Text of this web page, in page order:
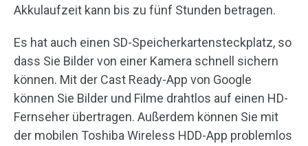
Akkulaufzeit kann bis zu fünf Stunden betragen.
Es hat auch einen SD-Speicherkartensteckplatz, so
dass Sie Bilder von einer Kamera schnell sichern
können. Mit der Cast Ready-App von Google
können Sie Bilder und Filme drahtlos auf einen HD-
Fernseher übertragen. Außerdem können Sie mit
der mobilen Toshiba Wireless HDD-App problemlos